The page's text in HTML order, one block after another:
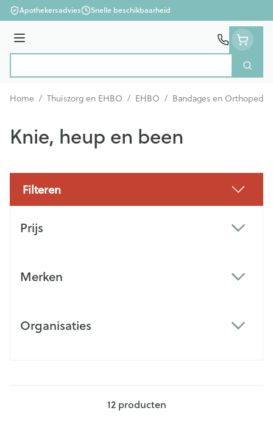
Ga naar de inhoud
Apothekersadvies Snelle beschikbaarheid
Menu
Zoek
Home / Thuiszorg en EHBO / EHBO / Bandages en
Knie, heup en been
Filteren
Prijs
Merken
Organisaties
12producten